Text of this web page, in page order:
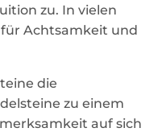
zu. In vielen
Achtsamkeit und
die
zu einem
auf sich